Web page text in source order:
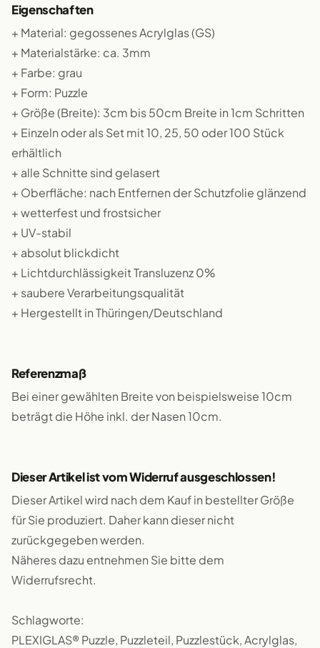
Eigenschaften
+ Material: gegossenes Acrylglas (GS)
+ Materialstärke: ca. 3mm
+ Farbe: grau
+ Form: Puzzle
+ Größe (Breite): 3cm bis 50cm Breite in 1cm Schritten
+ Einzeln oder als Set mit 10, 25, 50 oder 100 Stück
erhältlich
+ alle Schnitte sind gelasert
+ Oberfläche: nach Entfernen der Schutzfolie glänzend
+ wetterfest und frostsicher
+ UV-stabil
+ absolut blickdicht
+ Lichtdurchlässigkeit Transluzenz 0%
+ saubere Verarbeitungsqualität
+ Hergestellt in Thüringen/Deutschland
Referenzmaß
Bei einer gewählten Breite von beispielsweise 10cm
beträgt die Höhe inkl. der Nasen 10cm.
Dieser Artikel ist vom Widerruf ausgeschlossen!
Dieser Artikel wird nach dem Kauf in bestellter Größe
für Sie produziert. Daher kann dieser nicht
zurückgegeben werden.
Näheres dazu entnehmen Sie bitte dem
Widerrufsrecht.
Schlagworte:
PLEXIGLAS® Puzzle, Puzzleteil, Puzzlestück, Acrylglas,